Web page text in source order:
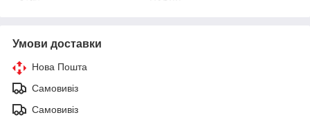
Умови доставки
Нова Пошта
Самовивіз
Самовивіз